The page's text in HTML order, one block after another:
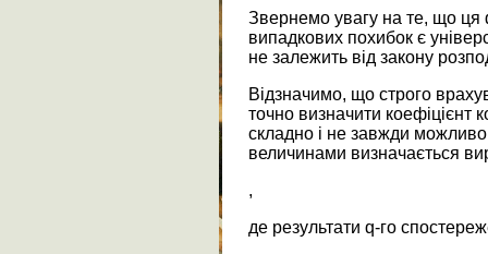
Звернемо увагу на те, що
випадкових похибок є
не залежить від закону
Відзначимо, що строго
точно визначити коефіцієнт
складно і не завжди можливо.
величинами визначається
,
де результати q-го